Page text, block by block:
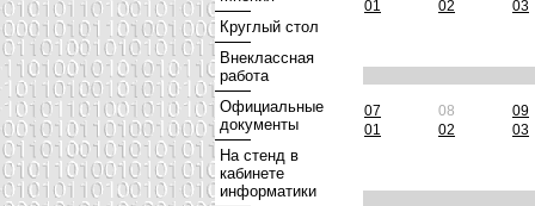
Круглый стол
Внеклассная
работа
Официальные
документы
На стенд в
кабинете
информатики
01
02 03
07 08
09
01
02 03